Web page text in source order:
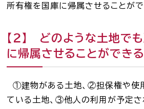
公式キャラクター
司法書士検索
お知らせ一覧
所有権を国庫に帰属させることがで
【２】 どのような土地で
に帰属させることができる
①建物がある土地、②担保権や使
ている土地、③他人の利用が予定